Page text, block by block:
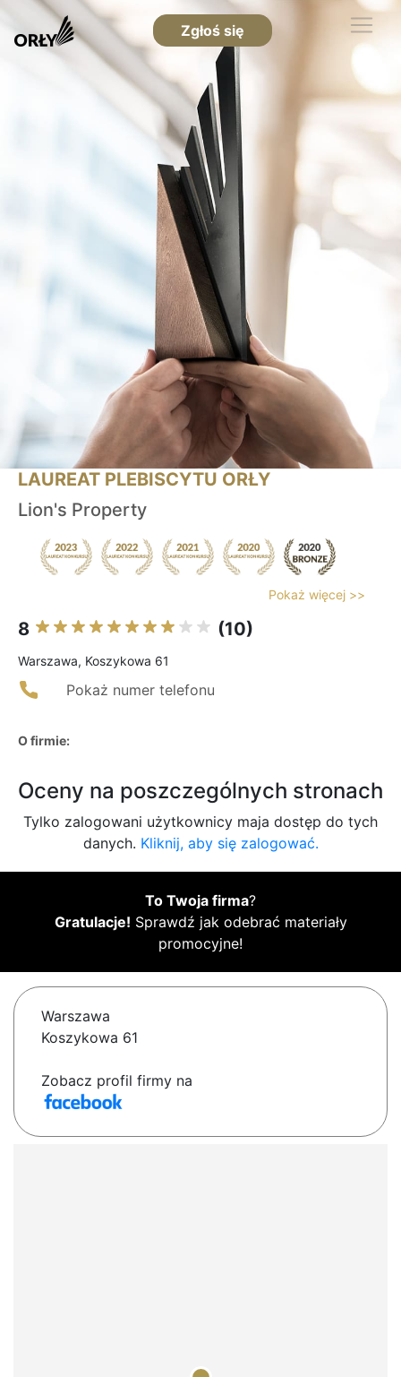
Zgłoś się
LAUREAT PLEBISCYTU ORŁY
Lion's Property
Pokaż więcej >>
8 (10)
Warszawa, Koszykowa 61
Pokaż numer telefonu
O firmie:
Oceny na poszczególnych stronach
Tylko zalogowani użytkownicy maja dostęp do tych
danych. Kliknij, aby się zalogować.
To Twoja firma?
Gratulacje! Sprawdź jak odebrać materiały
promocyjne!
Warszawa
Koszykowa 61
Zobacz profil firmy na